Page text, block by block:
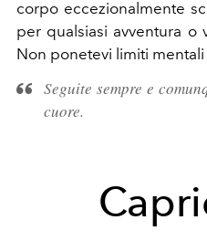
corpo eccezionalmente
per qualsiasi avventura o
Non ponetevi limiti
Seguite sempre e
cuore.